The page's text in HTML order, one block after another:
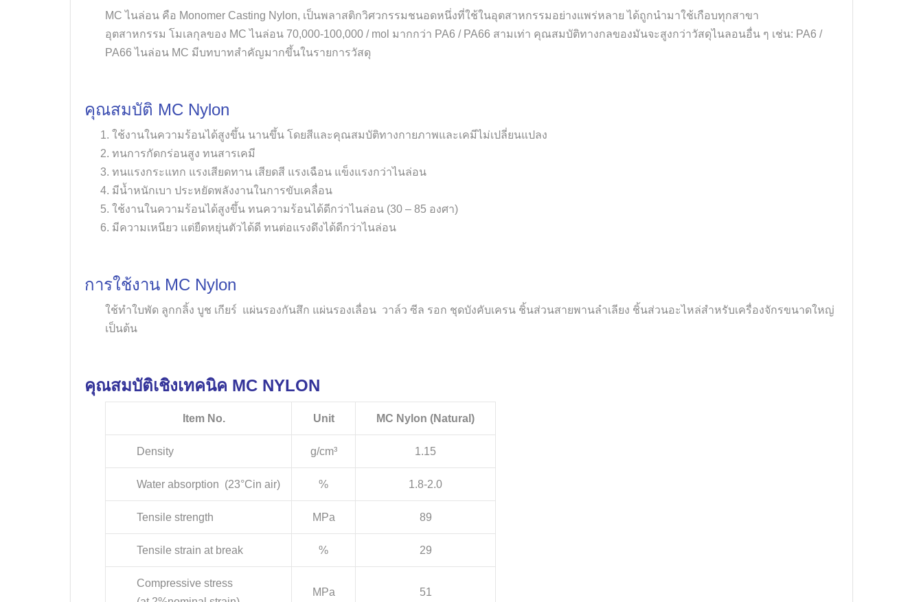
MC ไนล่อน คือ Monomer Casting Nylon, เป็นพลาสติกวิศวกรรมชนอดหนึ่งที่ใช้ในอุตสาหกรรมอย่างแพร่หลาย ได้ถูกนำมาใช้เกือบทุกสาขา
อุตสาหกรรม โมเลกุลของ MC ไนล่อน 70,000-100,000 / mol มากกว่า PA6 / PA66 สามเท่า คุณสมบัติทางกลของมันจะสูงกว่าวัสดุไนลอนอื่น ๆ เช่น: PA6 /
PA66 ไนล่อน MC มีบทบาทสำคัญมากขึ้นในรายการวัสดุ
คุณสมบัติ MC Nylon
ใช้งานในความร้อนได้สูงขึ้น นานขึ้น โดยสีและคุณสมบัติทางกายภาพและเคมีไม่เปลี่ยนแปลง
ทนการกัดกร่อนสูง ทนสารเคมี
ทนแรงกระแทก แรงเสียดทาน เสียดสี แรงเฉือน แข็งแรงกว่าไนล่อน
มีน้ำหนักเบา ประหยัดพลังงานในการขับเคลื่อน
ใช้งานในความร้อนได้สูงขึ้น ทนความร้อนได้ดีกว่าไนล่อน (30 – 85 องศา)
มีความเหนียว แต่ยืดหยุ่นตัวได้ดี ทนต่อแรงดึงได้ดีกว่าไนล่อน
การใช้งาน MC Nylon
ใช้ทำใบพัด ลูกกลิ้ง บูช เกียร์ แผ่นรองกันสึก แผ่นรองเลื่อน วาล์ว ซีล รอก ชุดบังคับเครน ชิ้นส่วนสายพานลำเลียง ชิ้นส่วนอะไหล่สำหรับเครื่องจักรขนาดใหญ่
เป็นต้น
คุณสมบัติเชิงเทคนิค MC NYLON
Item No. Unit MC Nylon (Natural)
Density g/cm³ 1.15
Water absorption (23°Cin air) % 1.8-2.0
Tensile strength MPa 89
Tensile strain at break % 29
Compressive stress
MPa 51